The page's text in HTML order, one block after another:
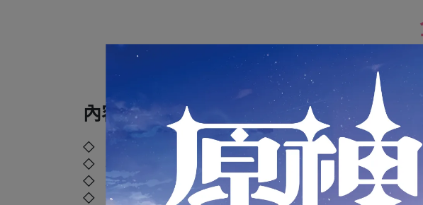
不可與 現貨/
內容規格：
◇ 品牌：
萬普 BANPRESTO
◇ 材質：塑膠、聚苯乙烯、聚乙烯、聚丙烯
◇ 尺寸：25 x 15 x 14 公分
◇ 年齡：12歲以上